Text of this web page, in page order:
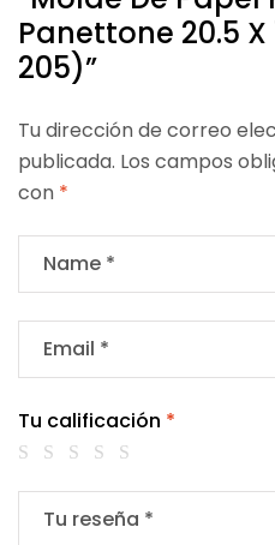
Panettone 20.5
205)”
Tu dirección de correo
publicada. Los campos
con *
Tu calificación *